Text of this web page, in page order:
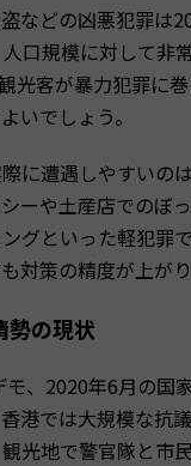
などの凶悪犯罪は
口規模に対して非
光客が暴力犯罪に
いでしょう。
に遭遇しやすいの
ーや土産店でのぼ
グといった軽犯罪
対策の精度が上がり
勢の現状
、2020年6月の国
港では大規模な抗
光地で警官隊と市